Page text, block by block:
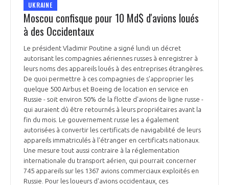
UKRAINE
Moscou confisque pour 10 Md$ d'avions loués
à des Occidentaux
Le président Vladimir Poutine a signé lundi un décret
autorisant les compagnies aériennes russes à enregistrer à
leurs noms des appareils loués à des entreprises étrangères.
De quoi permettre à ces compagnies de s'approprier les
quelque 500 Airbus et Boeing de location en service en
Russie - soit environ 50% de la flotte d'avions de ligne russe -
qui auraient dû être retournés à leurs propriétaires avant la
fin du mois. Le gouvernement russe les a également
autorisées à convertir les certificats de navigabilité de leurs
appareils immatriculés à l'étranger en certificats nationaux.
Une mesure tout aussi contraire à la réglementation
internationale du transport aérien, qui pourrait concerner
745 appareils sur les 1367 avions commerciaux exploités en
Russie. Pour les loueurs d'avions occidentaux, ces